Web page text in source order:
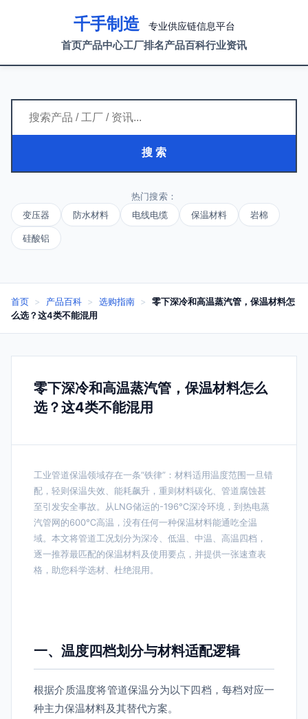
千手制造 专业供应链信息平台
首页产品中心工厂排名产品百科行业资讯
搜 索
热门搜索：
变压器
防水材料 电线电缆 保温材料 岩棉
硅酸铝
首页 > 产品百科 > 选购指南 >
零下深冷和高温蒸汽管，保温材料怎
么选？这4类不能混用
零下深冷和高温蒸汽管，保温材料怎么
选？这4类不能混用
工业管道保温领域存在一条“铁律”：材料适用温度范围一旦错
配，轻则保温失效、能耗飙升，重则材料碳化、管道腐蚀甚
至引发安全事故。从LNG储运的-196℃深冷环境，到热电蒸
汽管网的600℃高温，没有任何一种保温材料能通吃全温
域。本文将管道工况划分为深冷、低温、中温、高温四档，
逐一推荐最匹配的保温材料及使用要点，并提供一张速查表
格，助您科学选材、杜绝混用。
一、温度四档划分与材料适配逻辑
根据介质温度将管道保温分为以下四档，每档对应一
种主力保温材料及其替代方案。